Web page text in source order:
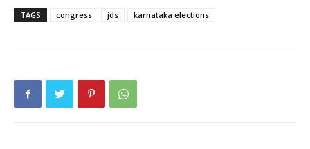
TAGS congress jds karnataka elections